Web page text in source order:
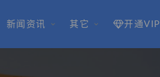
新闻资讯 其它 开通VIP